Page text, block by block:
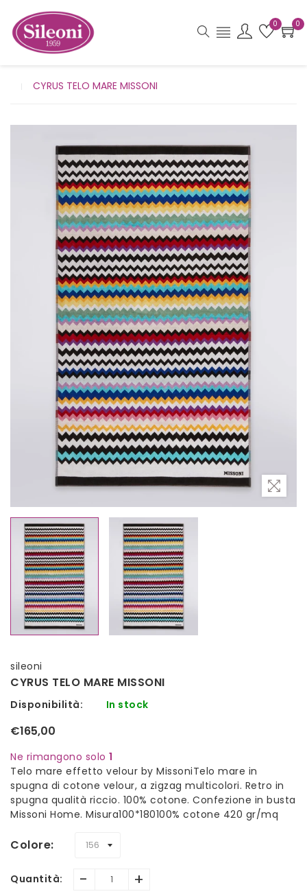
0 0
CYRUS TELO MARE MISSONI
sileoni
CYRUS TELO MARE MISSONI
Disponibilità: In stock
€165,00
Ne rimangono solo 1
Telo mare effetto velour by MissoniTelo mare in
spugna di cotone velour, a zigzag multicolori. Retro in
spugna qualità riccio. 100% cotone. Confezione in busta
Missoni Home. Misura100*180100% cotone 420 gr/mq
Colore
Quantità: - +